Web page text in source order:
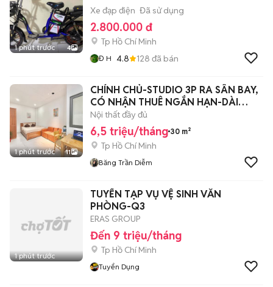
1 phút trước 4
Xe đạp điện Đã sử dụng
2.800.000 đ
Tp Hồ Chí Minh
Đ H 4.8 128 đã bán
1 phút trước 11
CHÍNH CHỦ-STUDIO 3P RA SÂN BAY,
CÓ NHẬN THUÊ NGẮN HẠN-DÀI
HẠN-FULL NT
Nội thất đầy đủ
6,5 triệu/tháng 30 m²
Tp Hồ Chí Minh
Băng Trần Diễm
1 phút trước
TUYỂN TẠP VỤ VỆ SINH VĂN
PHÒNG-Q3
ERAS GROUP
Đến 9 triệu/tháng
Tp Hồ Chí Minh
Tuyển Dụng